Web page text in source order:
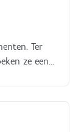
Ter
ze een